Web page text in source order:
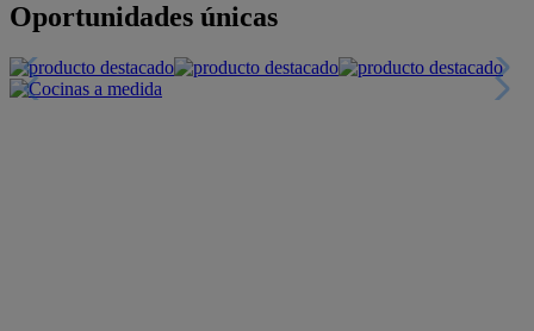
Oportunidades únicas